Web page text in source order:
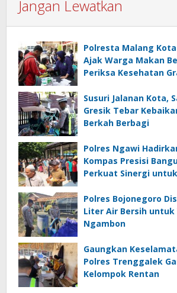
Jangan Lewatkan
Polresta Malang
Ajak Warga Makan
Periksa Kesehatan
Susuri Jalanan Kota,
Gresik Tebar
Berkah Berbagi
Polres Ngawi
Kompas Presisi
Perkuat Sinergi
Polres Bojonegoro
Liter Air Bersih untuk
Ngambon
Gaungkan
Polres Trenggalek
Kelompok Rentan